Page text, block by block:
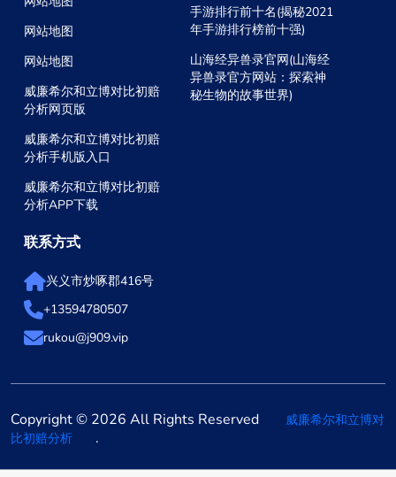
网站地图
网站地图
威廉希尔和立博对比初赔
分析网页版
威廉希尔和立博对比初赔
分析手机版入口
威廉希尔和立博对比初赔
分析APP下载
手游排行前十名(揭秘2021
年手游排行榜前十强)
山海经异兽录官网(山海经
异兽录官方网站：探索神
秘生物的故事世界)
联系方式
兴义市炒啄郡416号
+13594780507
rukou@j909.vip
Copyright © 2026 All Rights Reserved
威廉希尔和立博对
比初赔分析
.